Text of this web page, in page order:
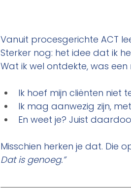
Vanuit procesgerichte ACT
Sterker nog: het idee dat ik
Wat ik wel ontdekte, was
Ik hoef mijn cliënten niet
Ik mag aanwezig zijn,
En weet je? Juist
Misschien herken je dat. Die
Dat is genoeg.”